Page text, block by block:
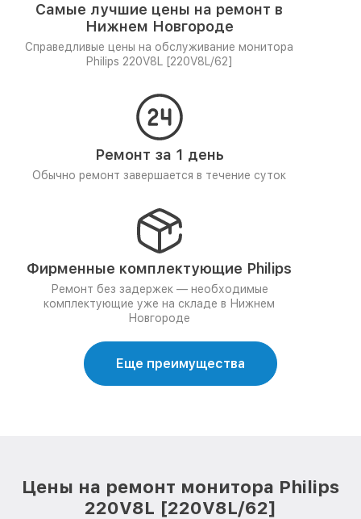
Самые лучшие цены на ремонт в
Нижнем Новгороде
Справедливые цены на обслуживание монитора
Philips 220V8L [220V8L/62]
Ремонт за 1 день
Обычно ремонт завершается в течение суток
Фирменные комплектующие Philips
Ремонт без задержек — необходимые
комплектующие уже на складе в Нижнем
Новгороде
Еще преимущества
Цены на ремонт монитора Philips
220V8L [220V8L/62]